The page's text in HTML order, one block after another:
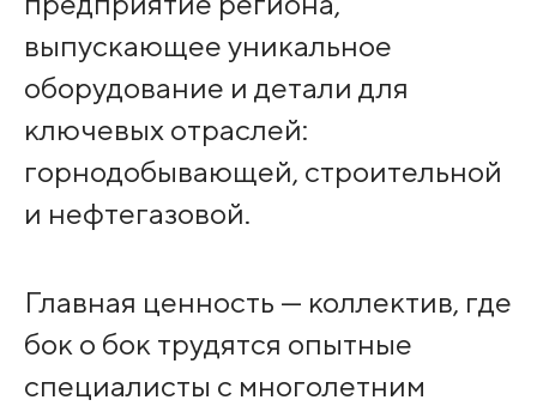
выпускающее уникальное
оборудование и детали для
ключевых отраслей:
горнодобывающей, строительной
и нефтегазовой.
Главная ценность — коллектив, где
бок о бок трудятся опытные
специалисты с многолетним